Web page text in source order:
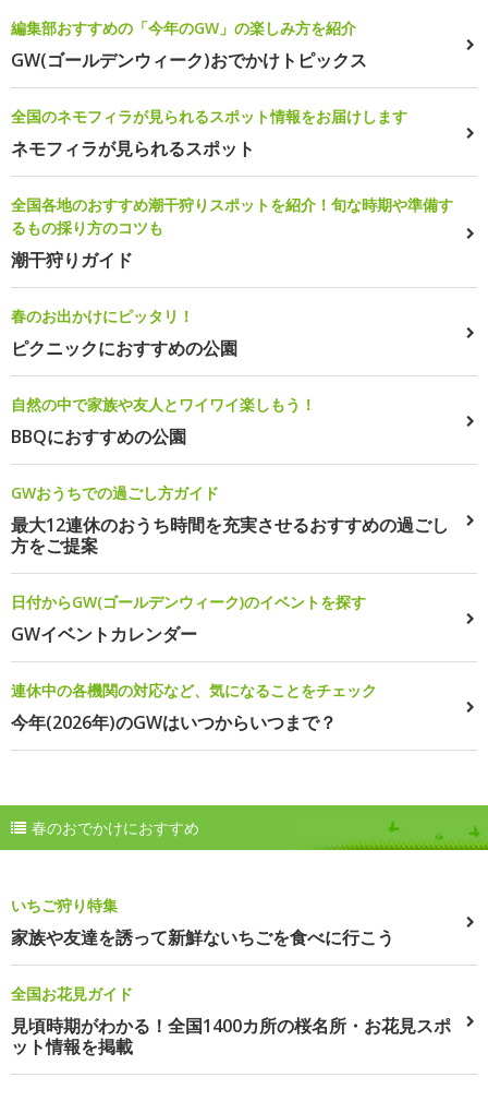
編集部おすすめの「今年のGW」の楽しみ方を紹介
GW(ゴールデンウィーク)おでかけトピックス
全国のネモフィラが見られるスポット情報をお届けします
ネモフィラが見られるスポット
全国各地のおすすめ潮干狩りスポットを紹介！旬な時期や準備す
るもの採り方のコツも
潮干狩りガイド
春のお出かけにピッタリ！
ピクニックにおすすめの公園
自然の中で家族や友人とワイワイ楽しもう！
BBQにおすすめの公園
GWおうちでの過ごし方ガイド
最大12連休のおうち時間を充実させるおすすめの過ごし
方をご提案
日付からGW(ゴールデンウィーク)のイベントを探す
GWイベントカレンダー
連休中の各機関の対応など、気になることをチェック
今年(2026年)のGWはいつからいつまで？
春のおでかけにおすすめ
いちご狩り特集
家族や友達を誘って新鮮ないちごを食べに行こう
全国お花見ガイド
見頃時期がわかる！全国1400カ所の桜名所・お花見スポ
ット情報を掲載